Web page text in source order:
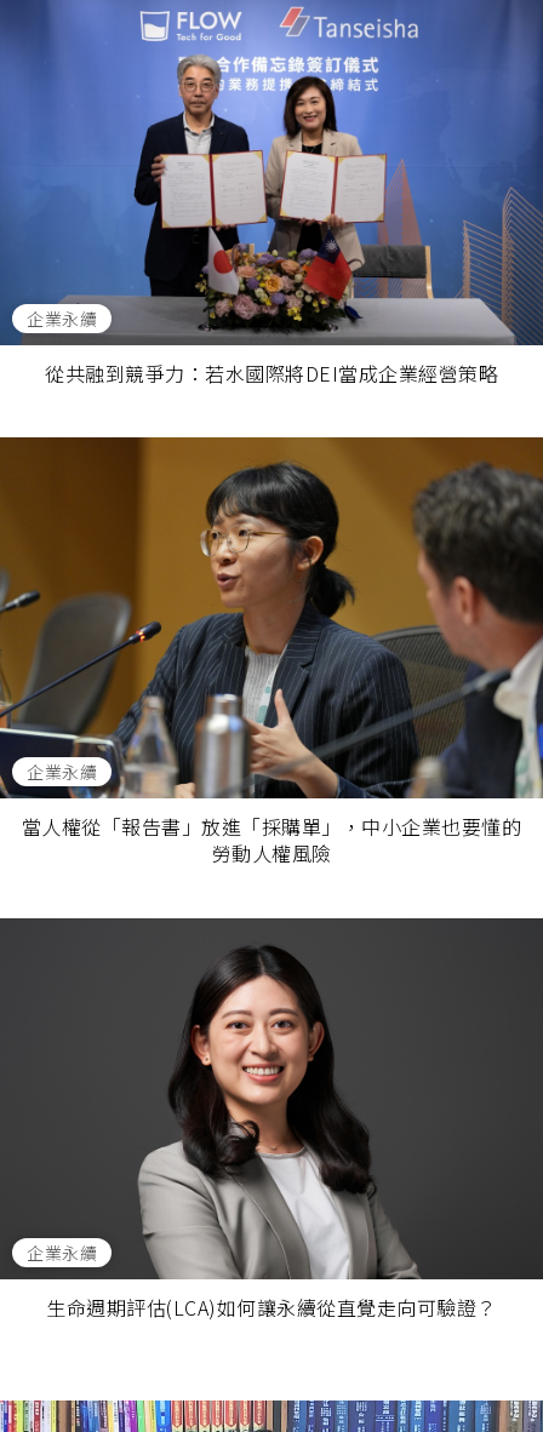
企業永續
從共融到競爭力：若水國際將DEI當成企業經營策略
企業永續
當人權從「報告書」放進「採購單」，中小企業也要懂的
勞動人權風險
企業永續
生命週期評估(LCA)如何讓永續從直覺走向可驗證？